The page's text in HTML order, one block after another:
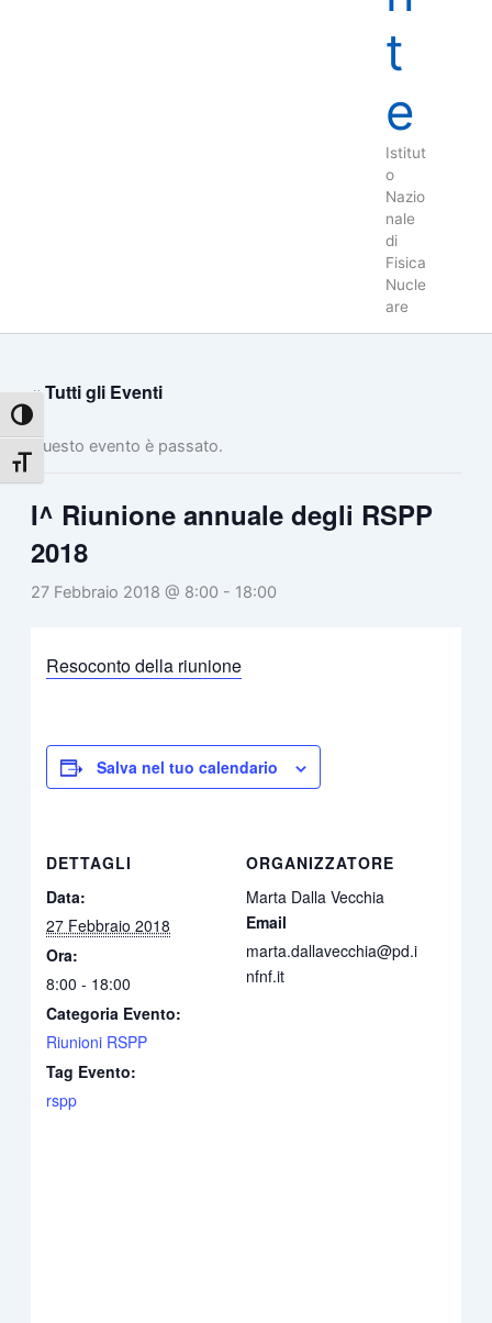
Attiva/disattiva alto contrasto
Attiva/disattiva dimensione testo
t
e
Istitut
o
Nazio
nale
di
Fisica
Nucle
are
« Tutti gli Eventi
Questo evento è passato.
I^ Riunione annuale degli RSPP
2018
27 Febbraio 2018 @ 8:00 - 18:00
Resoconto della riunione
Salva nel tuo calendario
DETTAGLI
Data:
27 Febbraio 2018
Ora:
8:00 - 18:00
Categoria Evento:
Riunioni RSPP
Tag Evento:
rspp
ORGANIZZATORE
Marta Dalla Vecchia
Email
marta.dallavecchia@pd.i
nfnf.it